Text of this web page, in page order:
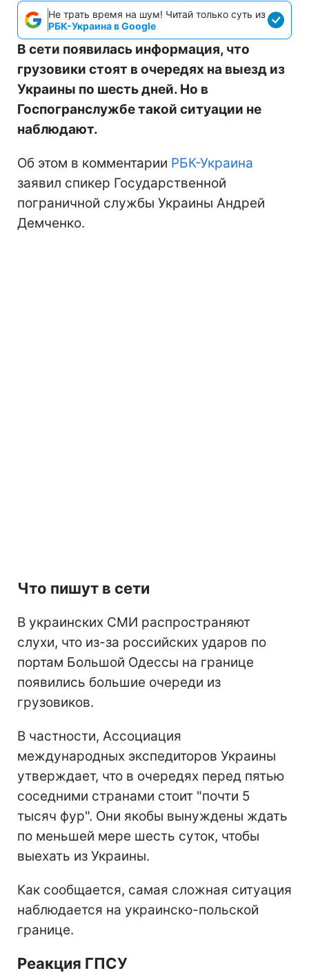
Не трать время на шум! Читай только суть из
РБК-Украина в Google
В сети появилась информация, что
грузовики стоят в очередях на выезд из
Украины по шесть дней. Но в
Госпогранслужбе такой ситуации не
наблюдают.
Об этом в комментарии РБК-Украина
заявил спикер Государственной
пограничной службы Украины Андрей
Демченко.
Что пишут в сети
В украинских СМИ распространяют
слухи, что из-за российских ударов по
портам Большой Одессы на границе
появились большие очереди из
грузовиков.
В частности, Ассоциация
международных экспедиторов Украины
утверждает, что в очередях перед пятью
соседними странами стоит "почти 5
тысяч фур". Они якобы вынуждены ждать
по меньшей мере шесть суток, чтобы
выехать из Украины.
Как сообщается, самая сложная ситуация
наблюдается на украинско-польской
границе.
Реакция ГПСУ